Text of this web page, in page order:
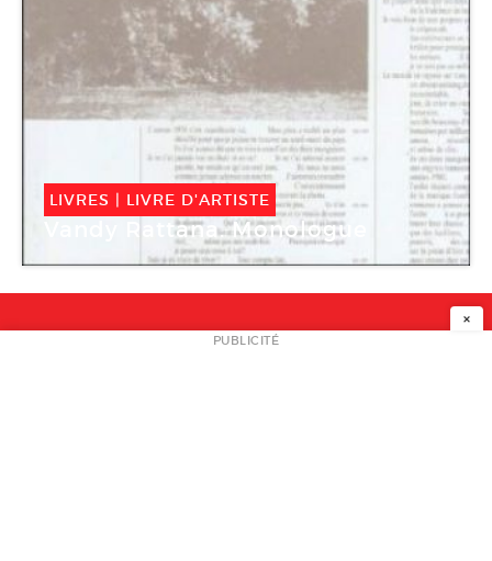
LIVRES | LIVRE D'ARTISTE
Vandy Rattana. Monologue
NEWSLETTER
×
PUBLICITÉ